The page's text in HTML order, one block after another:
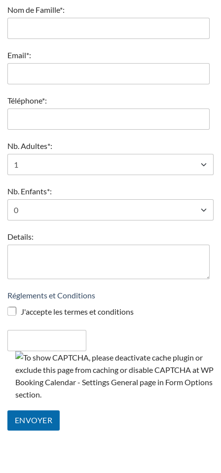
Nom de Famille*:
Email*:
Téléphone*:
Nb. Adultes*:
Nb. Enfants*:
Details:
Réglements et Conditions
J'accepte les termes et conditions